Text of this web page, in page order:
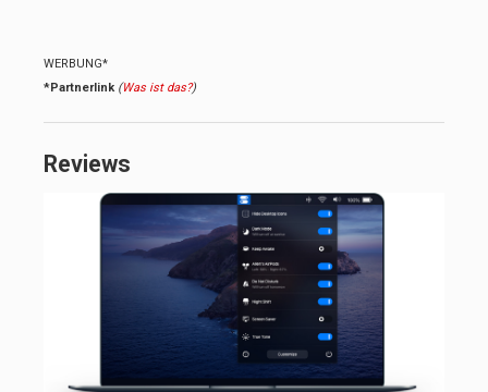
WERBUNG*
*Partnerlink (Was ist das?)
Reviews